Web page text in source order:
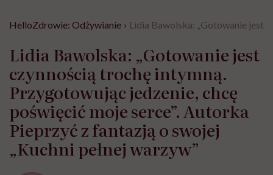
HelloZdrowie: Odżywianie › Lidia Bawolska: „Gotowanie jest
Lidia Bawolska: „Gotowanie jest
czynnością trochę intymną.
Przygotowując jedzenie, chcę
poświęcić moje serce”. Autorka
Pieprzyć z fantazją o swojej
„Kuchni pełnej warzyw”